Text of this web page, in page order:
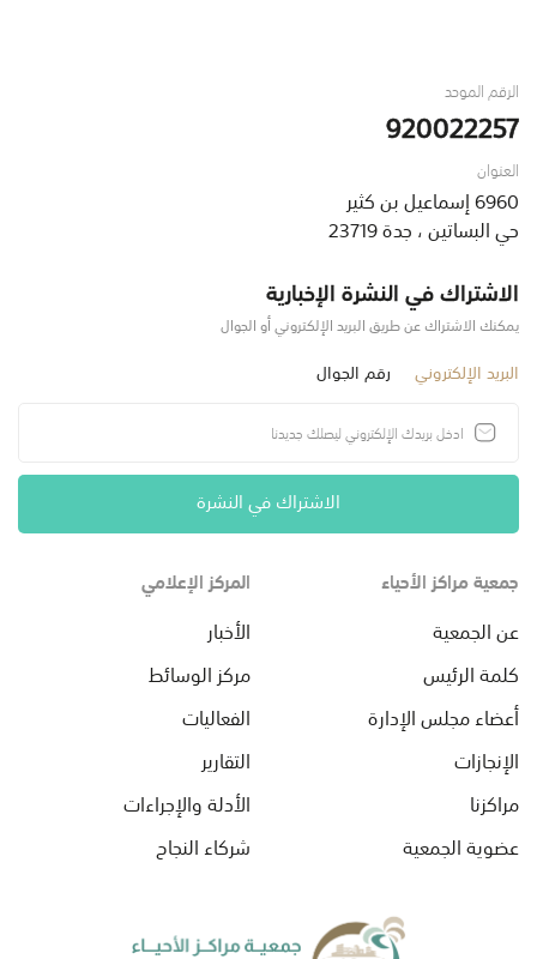
الرقم الموحد
920022257
العنوان
6960 إسماعيل بن كثير
حي البساتين ، جدة 23719
الاشتراك في النشرة الإخبارية
يمكنك الاشتراك عن طريق البريد الإلكتروني أو الجوال
البريد الإلكتروني رقم الجوال
الاشتراك في النشرة
جمعية مراكز الأحياء
عن الجمعية
كلمة الرئيس
أعضاء مجلس الإدارة
الإنجازات
مراكزنا
عضوية الجمعية
المركز الإعلامي
الأخبار
مركز الوسائط
الفعاليات
التقارير
الأدلة والإجراءات
شركاء النجاح